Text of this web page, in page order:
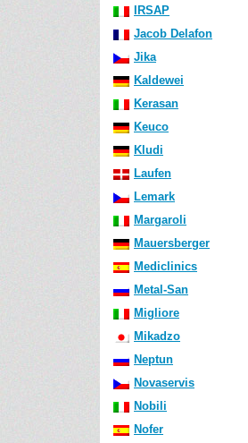
IRSAP
Jacob Delafon
Jika
Kaldewei
Kerasan
Keuco
Kludi
Laufen
Lemark
Margaroli
Mauersberger
Mediclinics
Metal-San
Migliore
Mikadzo
Neptun
Novaservis
Nobili
Nofer